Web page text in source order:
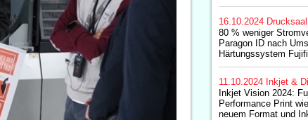
16.10.2024 Drucksaal
80 % weniger
Paragon ID nach
Härtungssystem
11.10.2024 Inkjet &
Inkjet Vision 2024:
Performance Print
neuem Format und